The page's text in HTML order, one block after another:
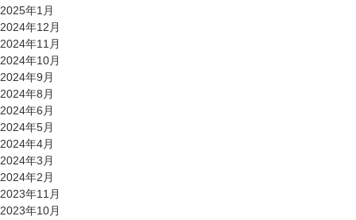
2025年1月
2024年12月
2024年11月
2024年10月
2024年9月
2024年8月
2024年6月
2024年5月
2024年4月
2024年3月
2024年2月
2023年11月
2023年10月